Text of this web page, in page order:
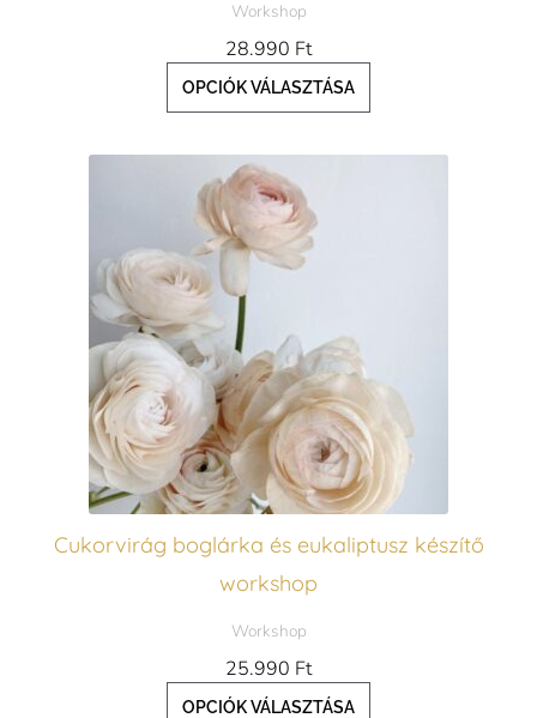
Workshop
28.990 Ft
OPCIÓK VÁLASZTÁSA
ki
Cukorvirág boglárka és eukaliptusz készítő
workshop
Workshop
25.990 Ft
OPCIÓK VÁLASZTÁSA
Ennek
a
terméknek
van.
A
változatok
a
termékoldalon
választhatók
ki